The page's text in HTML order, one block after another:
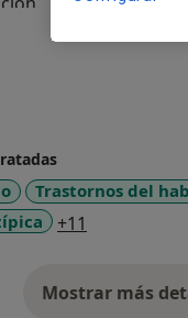
Trastornos del
+11
Mostrar mássobre